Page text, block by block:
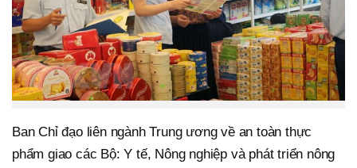
Ban Chỉ đạo liên ngành Trung ương về an toàn thực
phẩm giao các Bộ: Y tế, Nông nghiệp và phát triển nông